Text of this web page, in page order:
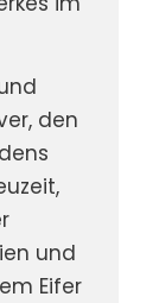
den
und
Eifer